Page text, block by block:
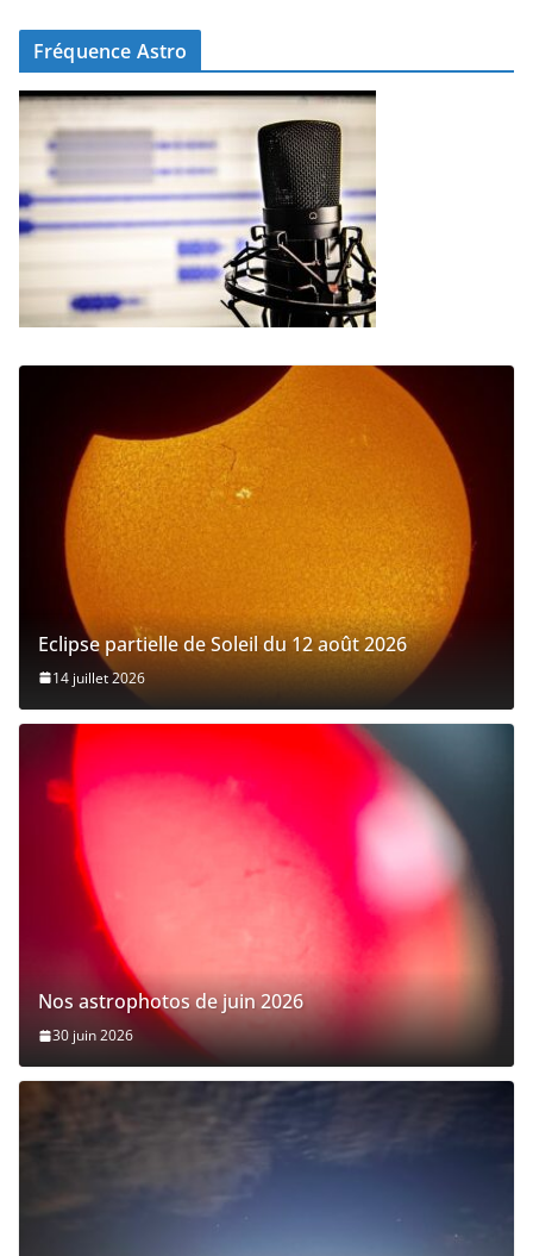
Fréquence Astro
Eclipse partielle de Soleil du 12 août 2026
14 juillet 2026
Nos astrophotos de juin 2026
30 juin 2026